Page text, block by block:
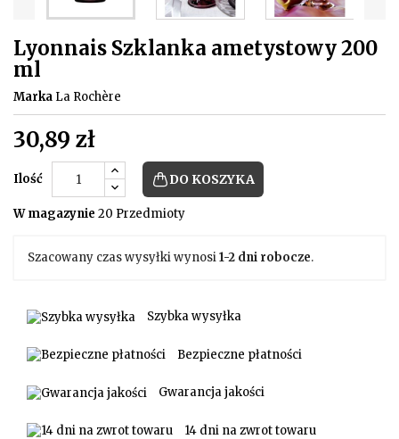
Lyonnais Szklanka ametystowy 200
ml
Marka La Rochère
30,89 zł
Ilość DO KOSZYKA
W magazynie 20 Przedmioty
Szacowany czas wysyłki wynosi1-2 dni robocze.
Szybka wysyłka
Bezpieczne płatności
Gwarancja jakości
14 dni na zwrot towaru